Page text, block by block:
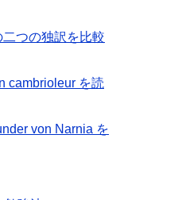
つの独訳を比較
cambrioleur を読
von Narnia を